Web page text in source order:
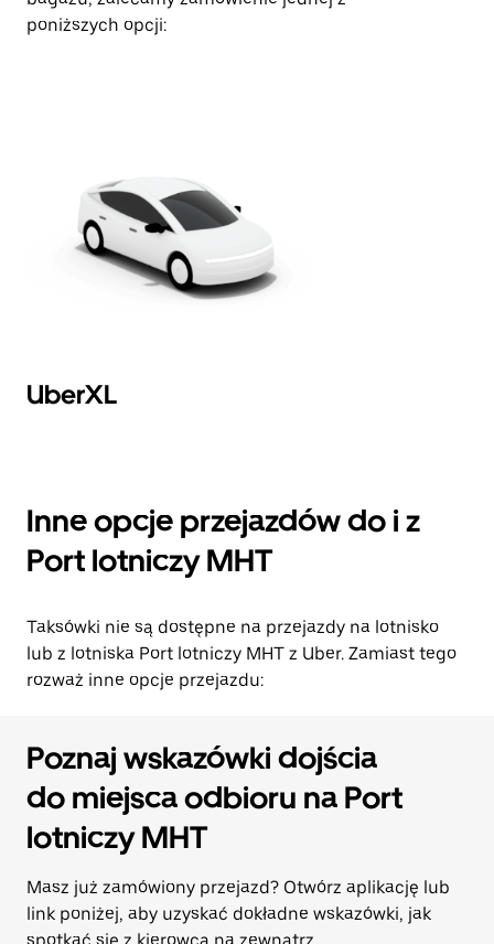
poniższych opcji:
UberXL
Inne opcje przejazdów do i z
Port lotniczy MHT
Taksówki nie są dostępne na przejazdy na lotnisko
lub z lotniska Port lotniczy MHT z Uber. Zamiast tego
rozważ inne opcje przejazdu:
Poznaj wskazówki dojścia
do miejsca odbioru na Port
lotniczy MHT
Masz już zamówiony przejazd? Otwórz aplikację lub
link poniżej, aby uzyskać dokładne wskazówki, jak